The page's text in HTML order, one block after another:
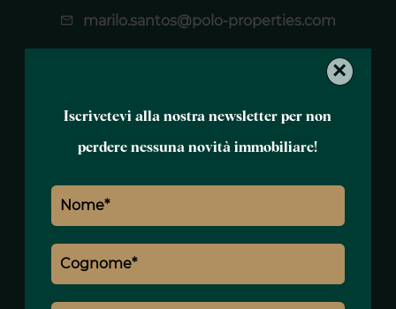
Iscrivetevi alla nostra newsletter per non
perdere nessuna novità immobiliare!
×
marilo.santos@polo-properties.com
Cognome *
E-mail *